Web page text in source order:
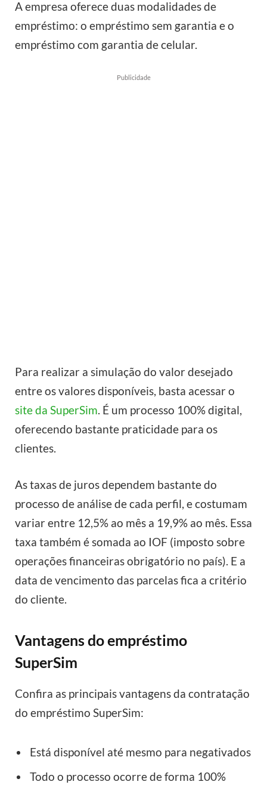
A empresa oferece duas modalidades de
empréstimo: o empréstimo sem garantia e o
empréstimo com garantia de celular.
Publicidade
Para realizar a simulação do valor desejado
entre os valores disponíveis, basta acessar o
site da SuperSim . É um processo 100% digital,
oferecendo bastante praticidade para os
clientes.
As taxas de juros dependem bastante do
processo de análise de cada perfil, e costumam
variar entre 12,5% ao mês a 19,9% ao mês. Essa
taxa também é somada ao IOF (imposto sobre
operações financeiras obrigatório no país). E a
data de vencimento das parcelas fica a critério
do cliente.
Vantagens do empréstimo
SuperSim
Confira as principais vantagens da contratação
do empréstimo SuperSim:
Está disponível até mesmo para negativados
Todo o processo ocorre de forma 100%